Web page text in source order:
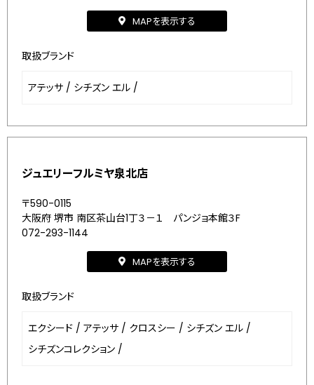
MAPを表示する
取扱ブランド
アテッサ / シチズン エル /
ジュエリーフルミヤ泉北店
〒590-0115
大阪府 堺市 南区茶山台1丁３－１ パンジョ本館３F
072-293-1144
MAPを表示する
取扱ブランド
エクシード / アテッサ / クロスシー / シチズン エル /
シチズンコレクション /